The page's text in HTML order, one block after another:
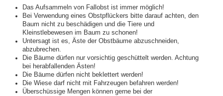
Das Aufsammeln von Fallobst ist immer möglich!
Bei Verwendung eines Obstpflückers bitte darauf achten, den
Baum nicht zu beschädigen und die Tiere und
Kleinstlebewesen im Baum zu schonen!
Untersagt ist es, Äste der Obstbäume abzuschneiden,
abzubrechen.
Die Bäume dürfen nur vorsichtig geschüttelt werden. Achtung
bei herabfallenden Ästen!
Die Bäume dürfen nicht beklettert werden!
Die Wiese darf nicht mit Fahrzeugen befahren werden!
Überschüssige Mengen können gerne bei der